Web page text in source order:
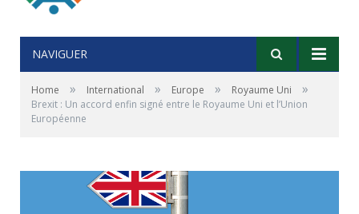
NAVIGUER
Home » International » Europe » Royaume Uni »
Brexit : Un accord enfin signé entre le Royaume Uni et l’Union
Européenne